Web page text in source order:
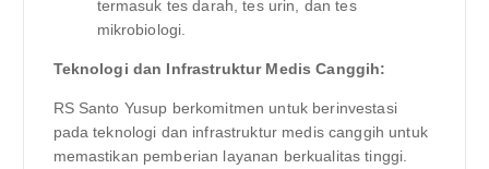
termasuk tes darah, tes urin, dan tes
mikrobiologi.
Teknologi dan Infrastruktur Medis Canggih:
RS Santo Yusup berkomitmen untuk berinvestasi
pada teknologi dan infrastruktur medis canggih untuk
memastikan pemberian layanan berkualitas tinggi.